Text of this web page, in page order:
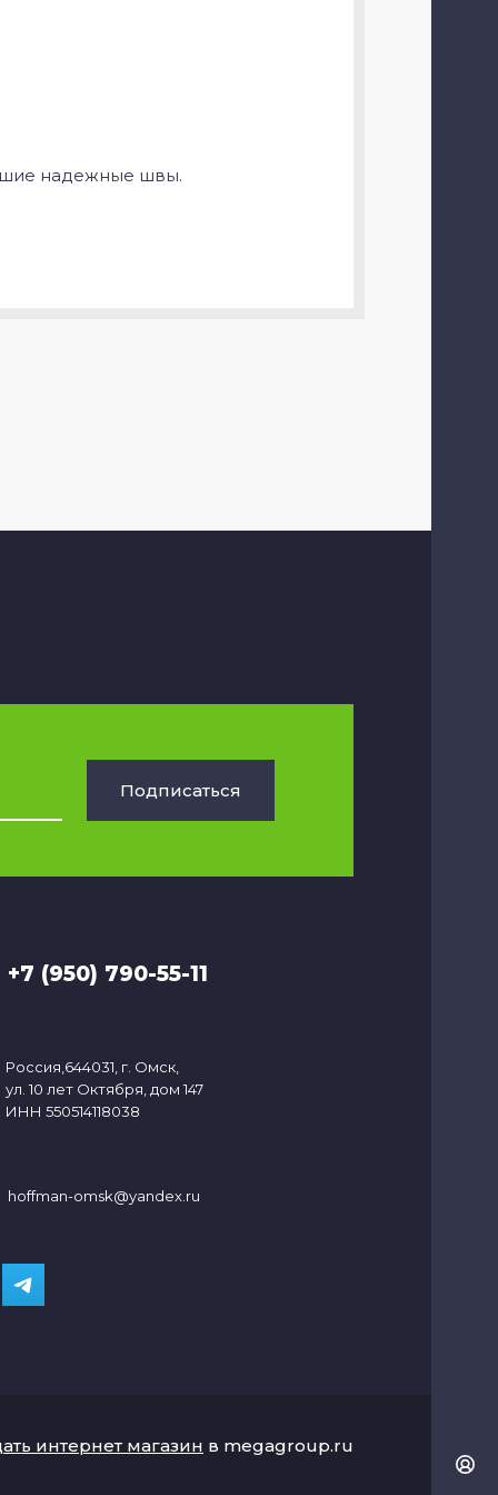
надежные швы.
Подписаться
+7 (950) 790-55-11
Россия,644031, г. Омск,
ул. 10 лет Октября, дом 147
ИНН 550514118038
hoffman-omsk@yandex.ru
интернет магазин в megagroup.ru